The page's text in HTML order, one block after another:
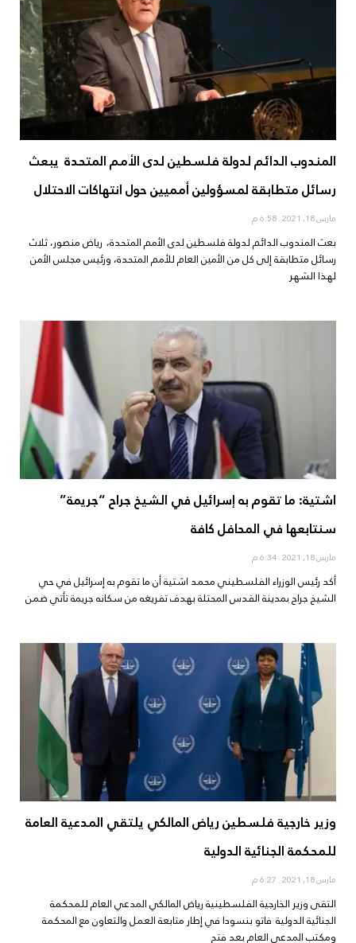
المندوب الدائم لدولة فلسطين لدى الأمم المتحدة يبعث
رسائل متطابقة لمسؤولين أمميين حول انتهاكات الاحتلال
مارس 18, 2021
بعث المندوب الدائم لدولة فلسطين لدى الأمم المتحدة، رياض منصور، ثلاث
رسائل متطابقة إلى كل من الأمين العام للأمم المتحدة، ورئيس مجلس الأمن
لهذا الشهر
اشتية: ما تقوم به إسرائيل في الشيخ جراح “جريمة”
سنتابعها في المحافل كافة
مارس 18, 2021
أكد رئيس الوزراء الفلسطيني محمد اشتية أن ما تقوم به إسرائيل في حي
الشيخ جراح بمدينة القدس المحتلة بهدف تفريغه من سكانه جريمة تأتي ضمن
وزير خارجية فلسطين رياض المالكي يلتقي المدعية العامة
للمحكمة الجنائية الدولية
مارس 18, 2021
التقى وزير الخارجية الفلسطينية رياض المالكي المدعي العام للمحكمة
الجنائية الدولية فاتو بنسودا في إطار متابعة العمل والتعاون مع المحكمة
ومكتب المدعي العام بعد فتح